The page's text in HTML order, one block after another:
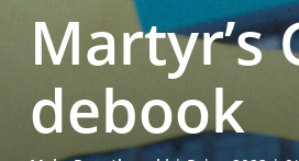
Martyr’s
de­book